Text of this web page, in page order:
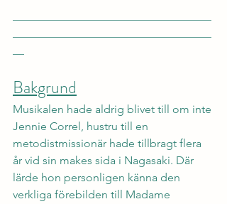
Bakgrund
Musikalen hade aldrig blivet till om inte
Jennie Correl, hustru till en
metodistmissionär hade tillbragt flera
år vid sin makes sida i Nagasaki. Där
lärde hon personligen känna den
verkliga förebilden till Madame